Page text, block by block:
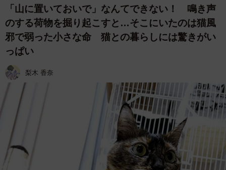
「山に置いておいで」なんてできない！ 鳴き声
のする荷物を掘り起こすと…そこにいたのは猫風
邪で弱った小さな命 猫との暮らしには驚きがい
っぱい
梨木 香奈